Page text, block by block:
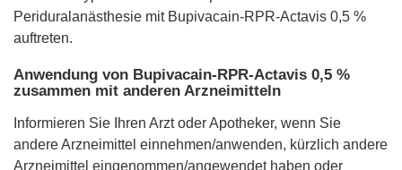
Periduralanästhesie mit Bupivacain-RPR-Actavis 0,5 %
auftreten.
Anwendung von Bupivacain-RPR-Actavis 0,5 %
zusammen mit anderen Arzneimitteln
Informieren Sie Ihren Arzt oder Apotheker, wenn Sie
andere Arzneimittel einnehmen/anwenden, kürzlich andere
Arzneimittel eingenommen/angewendet haben oder